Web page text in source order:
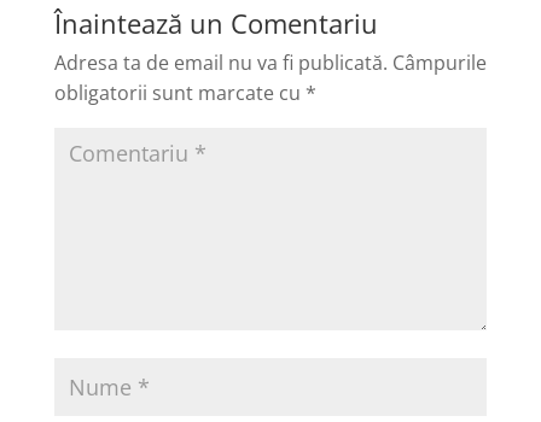
Înaintează un Comentariu
Adresa ta de email nu va fi publicată. Câmpurile
obligatorii sunt marcate cu *